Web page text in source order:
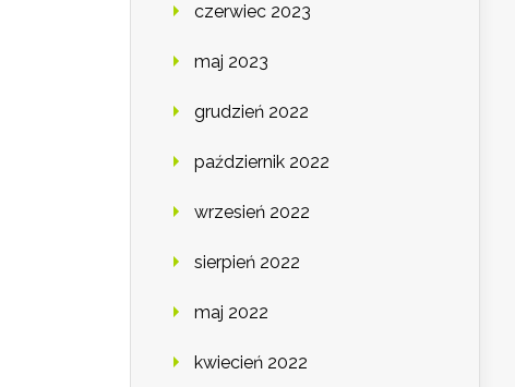
czerwiec 2023
maj 2023
grudzień 2022
październik 2022
wrzesień 2022
sierpień 2022
maj 2022
kwiecień 2022